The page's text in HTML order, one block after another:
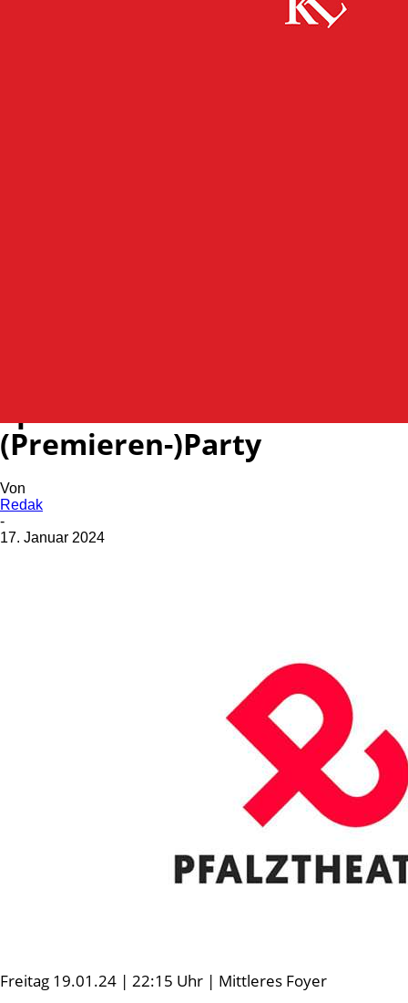
(Premieren-)Party
Von
Redak
-
17. Januar 2024
Freitag 19.01.24 | 22:15 Uhr | Mittleres Foyer